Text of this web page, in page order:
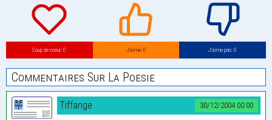
Coup de coeur: 0 J’aime: 0 J’aime pas: 0
Commentaires Sur La Poesie
30/12/2004 00:00
Tiffange